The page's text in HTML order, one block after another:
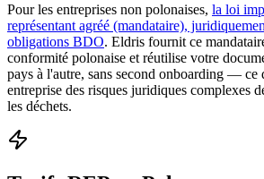
Pour les entreprises non polonaises, la loi
représentant agréé (mandataire),
obligations BDO. Eldris fournit ce
conformité polonaise et réutilise votre
pays à l'autre, sans second onboarding — ce
entreprise des risques juridiques complexes
les déchets.